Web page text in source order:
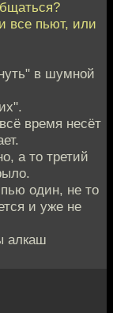
все пьют, или
в шумной
время несёт
а то третий
один, не то
и уже не
алкаш